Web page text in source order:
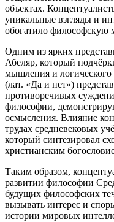
объектах.
уникальные взгляды и
обогатило философскую
Одним из ярких
Абеляр, который
мышления и логического
(лат. «Да и нет»)
противоречивых
философии,
осмысления. Влияние
трудах средневековых
который синтезировал
христианским
Таким образом,
развитии философии
будущих философских
вызывать интерес и
истории мировых